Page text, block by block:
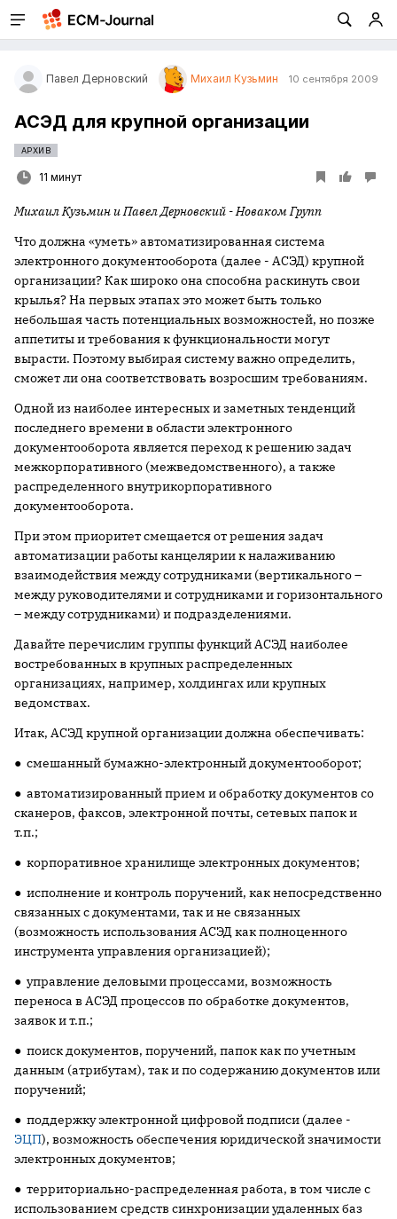
Павел Дерновский Михаил Кузьмин 10 сентября 2009
АСЭД для крупной организации
АРХИВ
11 минут
Михаил Кузьмин и Павел Дерновский - Новаком Групп
Что должна «уметь» автоматизированная система
электронного документооборота (далее - АСЭД) крупной
организации? Как широко она способна раскинуть свои
крылья? На первых этапах это может быть только
небольшая часть потенциальных возможностей, но позже
аппетиты и требования к функциональности могут
вырасти. Поэтому выбирая систему важно определить,
сможет ли она соответствовать возросшим требованиям.
Одной из наиболее интересных и заметных тенденций
последнего времени в области электронного
документооборота является переход к решению задач
межкорпоративного (межведомственного), а также
распределенного внутрикорпоративного
документооборота.
При этом приоритет смещается от решения задач
автоматизации работы канцелярии к налаживанию
взаимодействия между сотрудниками (вертикального –
между руководителями и сотрудниками и горизонтального
– между сотрудниками) и подразделениями.
Давайте перечислим группы функций АСЭД наиболее
востребованных в крупных распределенных
организациях, например, холдингах или крупных
ведомствах.
Итак, АСЭД крупной организации должна обеспечивать:
● смешанный бумажно-электронный документооборот;
● автоматизированный прием и обработку документов со
сканеров, факсов, электронной почты, сетевых папок и
т.п.;
● корпоративное хранилище электронных документов;
● исполнение и контроль поручений, как непосредственно
связанных с документами, так и не связанных
(возможность использования АСЭД как полноценного
инструмента управления организацией);
● управление деловыми процессами, возможность
переноса в АСЭД процессов по обработке документов,
заявок и т.п.;
● поиск документов, поручений, папок как по учетным
данным (атрибутам), так и по содержанию документов или
поручений;
● поддержку электронной цифровой подписи (далее -
ЭЦП), возможность обеспечения юридической значимости
электронных документов;
● территориально-распределенная работа, в том числе с
использованием средств синхронизации удаленных баз